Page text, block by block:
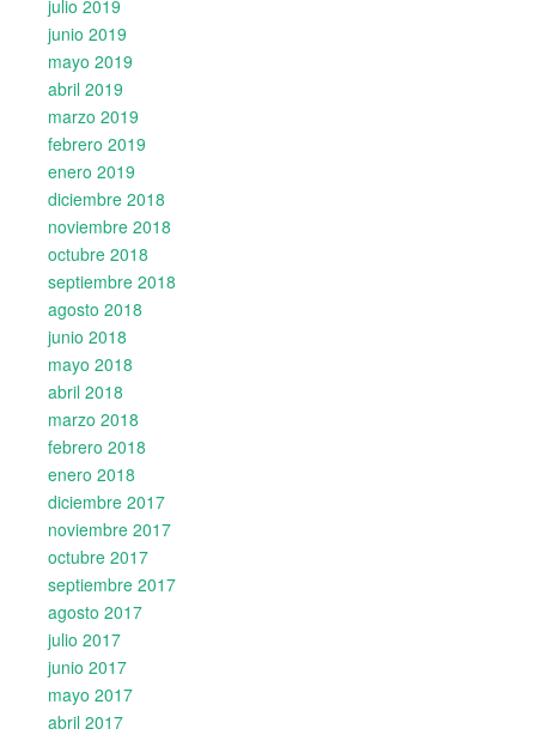
julio 2019
junio 2019
mayo 2019
abril 2019
marzo 2019
febrero 2019
enero 2019
diciembre 2018
noviembre 2018
octubre 2018
septiembre 2018
agosto 2018
junio 2018
mayo 2018
abril 2018
marzo 2018
febrero 2018
enero 2018
diciembre 2017
noviembre 2017
octubre 2017
septiembre 2017
agosto 2017
julio 2017
junio 2017
mayo 2017
abril 2017